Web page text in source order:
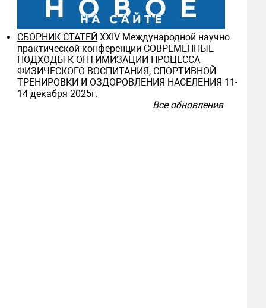
СБОРНИК СТАТЕЙ ХXIV Международной научно-
практической конференции СОВРЕМЕННЫЕ
ПОДХОДЫ К ОПТИМИЗАЦИИ ПРОЦЕССА
ФИЗИЧЕСКОГО ВОСПИТАНИЯ, СПОРТИВНОЙ
ТРЕНИРОВКИ И ОЗДОРОВЛЕНИЯ НАСЕЛЕНИЯ 11-
14 декабря 2025г.
Все обновления